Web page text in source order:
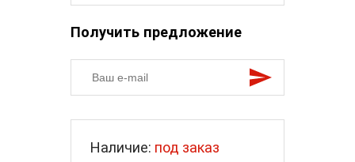
Получить предложение
Наличие: под заказ